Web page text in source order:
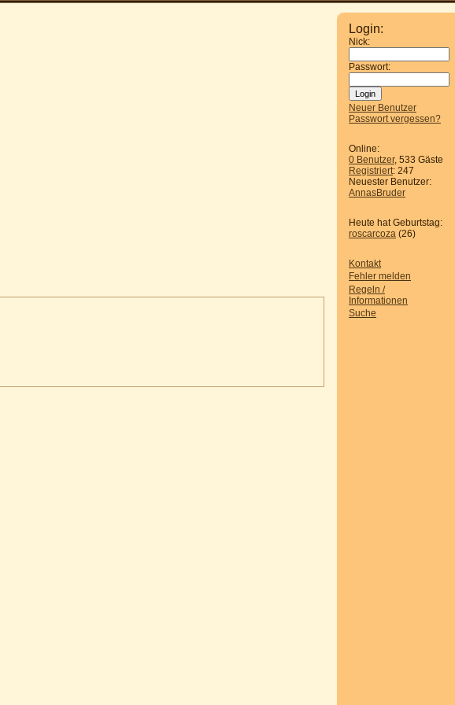
Login:
Nick:
Passwort:
Neuer Benutzer
Passwort vergessen?
Online:
0 Benutzer, 533 Gäste
Registriert: 247
Neuester Benutzer:
AnnasBruder
Heute hat Geburtstag:
roscarcoza (26)
Kontakt
Fehler melden
Regeln /
Informationen
Suche